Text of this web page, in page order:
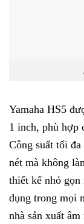
Yamaha HS5
1 inch, phù hợp
Công suất tối
nét mà không
thiết kế nhỏ gọn
dụng trong mọi
nhà sản xuất